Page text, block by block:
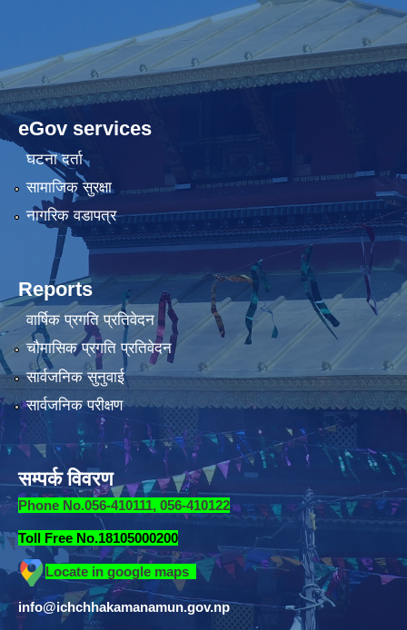
eGov services
घटना दर्ता
सामाजिक सुरक्षा
नागरिक वडापत्र
Reports
वार्षिक प्रगति प्रतिवेदन
चौमासिक प्रगति प्रतिवेदन
सार्वजनिक सुनुवाई
सार्वजनिक परीक्षण
सम्पर्क विवरण
Phone No.056-410111, 056-410122
Toll Free No.18105000200
Locate in google maps
info@ichchhakamanamun.gov.np